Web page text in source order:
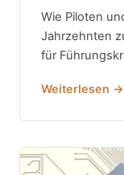
Wie Piloten
Jahrzehnten
für
Weiterlesen →